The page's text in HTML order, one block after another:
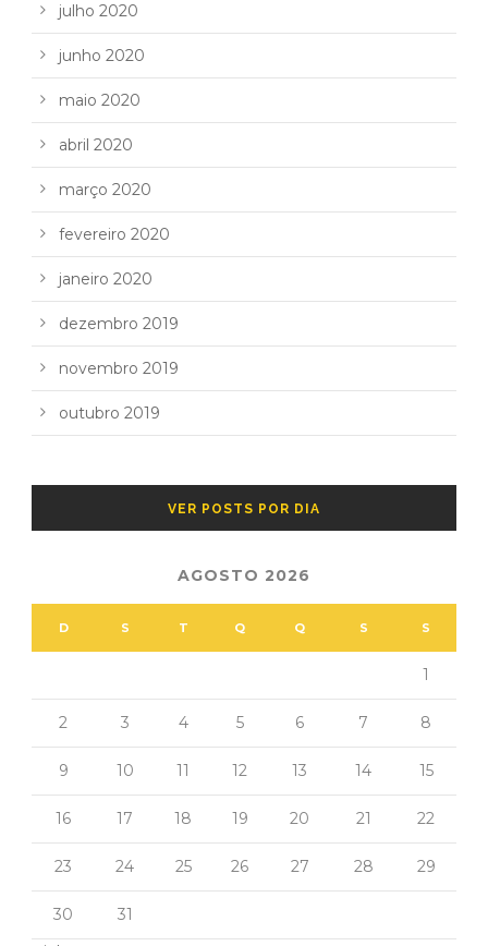
julho 2020
junho 2020
maio 2020
abril 2020
março 2020
fevereiro 2020
janeiro 2020
dezembro 2019
novembro 2019
outubro 2019
VER POSTS POR DIA
AGOSTO 2026
D S T Q Q S S
1
2 3 4 5 6 7 8
9 10 11 12 13 14 15
16 17 18 19 20 21 22
23 24 25 26 27 28 29
30
31